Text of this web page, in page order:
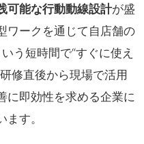
可能な行動動線設計が盛
ワークを通じて自店舗の
う短時間で“すぐに使え
修直後から現場で活用
に即効性を求める企業に
す。